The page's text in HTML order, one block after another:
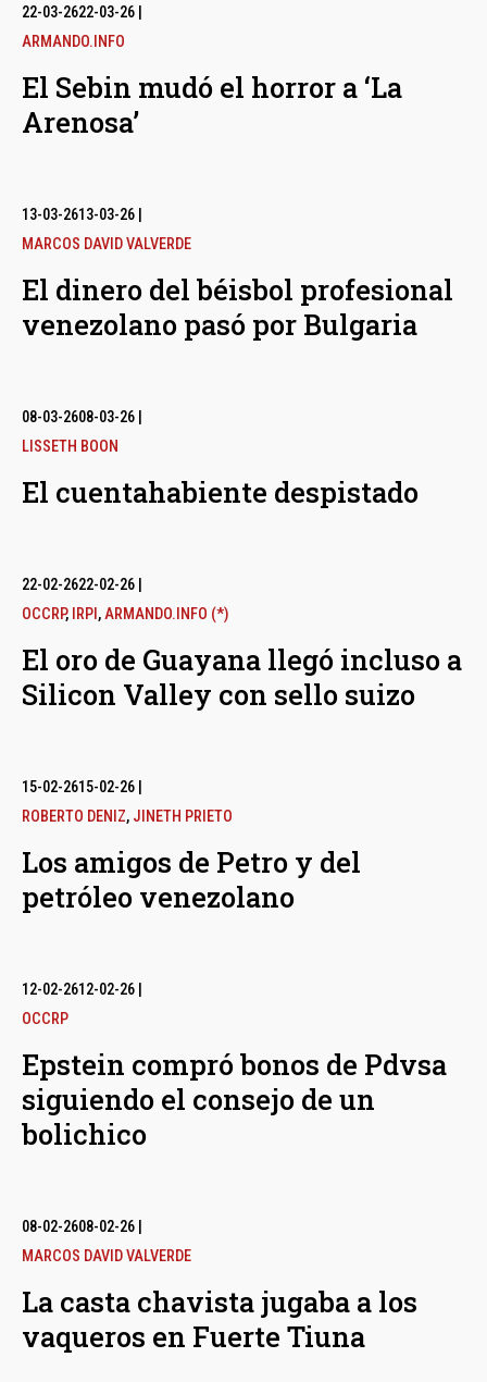
22-03-2622-03-26
ARMANDO.INFO
El Sebin mudó el horror a ‘La
Arenosa’
13-03-2613-03-26
MARCOS DAVID VALVERDE
El dinero del béisbol profesional
venezolano pasó por Bulgaria
08-03-2608-03-26
LISSETH BOON
El cuentahabiente despistado
22-02-2622-02-26
OCCRP, IRPI ,ARMANDO.INFO (*)
El oro de Guayana llegó incluso a
Silicon Valley con sello suizo
15-02-2615-02-26
ROBERTO DENIZ, JINETH PRIETO
Los amigos de Petro y del
petróleo venezolano
12-02-2612-02-26
OCCRP
Epstein compró bonos de Pdvsa
siguiendo el consejo de un
bolichico
08-02-2608-02-26
MARCOS DAVID VALVERDE
La casta chavista jugaba a los
vaqueros en Fuerte Tiuna